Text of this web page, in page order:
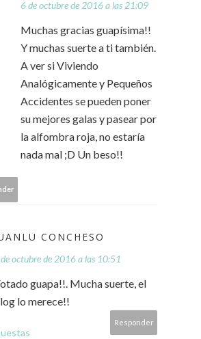
6 de octubre de 2016 a las 21:09
Muchas gracias guapísima!!
Y muchas suerte a ti también.
A ver si Viviendo
Analógicamente y Pequeños
Accidentes se pueden poner
su mejores galas y pasear por
la alfombra roja, no estaría
nada mal ;D Un beso!!
CONCHESO
octubre de 2016 a las 10:51
guapa!!. Mucha suerte, el
lo merece!!
Responder